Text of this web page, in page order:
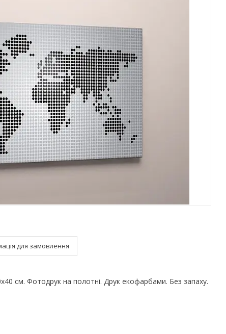
для замовлення
см. Фотодрук на полотні. Друк екофарбами. Без запаху.